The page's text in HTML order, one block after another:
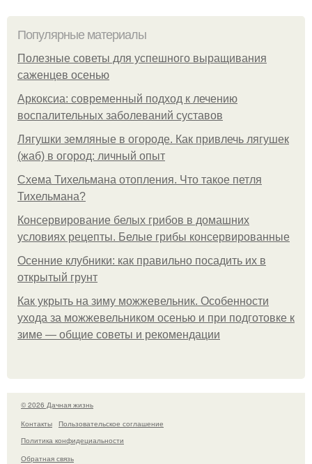
Популярные материалы
Полезные советы для успешного выращивания
саженцев осенью
Аркоксиа: современный подход к лечению
воспалительных заболеваний суставов
Лягушки земляные в огороде. Как привлечь лягушек
(жаб) в огород: личный опыт
Схема Тихельмана отопления. Что такое петля
Тихельмана?
Консервирование белых грибов в домашних
условиях рецепты. Белые грибы консервированные
Осенние клубники: как правильно посадить их в
открытый грунт
Как укрыть на зиму можжевельник. Особенности
ухода за можжевельником осенью и при подготовке к
зиме — общие советы и рекомендации
© 2026 Дачная жизнь
Контакты
Пользовательское соглашение
Политика конфидециальности
Обратная связь